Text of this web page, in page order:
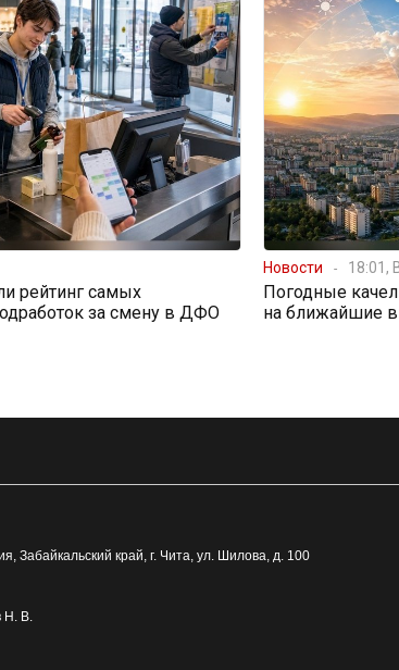
рейтинг самых
за смену в ДФО
Новости 18:01,
Погодные
на ближайшие
Забайкальский край, г. Чита, ул. Шилова, д. 100
Н. В.